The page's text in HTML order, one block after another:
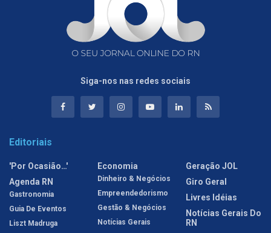
Siga-nos nas redes sociais
Editoriais
'Por Ocasião…'
Agenda RN
Gastronomia
Guia De Eventos
Liszt Madruga
Economia
Dinheiro & Negócios
Empreendedorismo
Gestão & Negócios
Notícias Gerais
Geração JOL
Giro Geral
Livres Idéias
Notícias Gerais Do
RN